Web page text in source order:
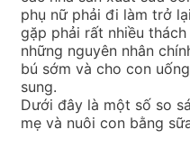
phụ nữ phải đi làm trở
gặp phải rất nhiều
những nguyên nhân
bú sớm và cho con
sung.
Dưới đây là một số so
mẹ và nuôi con bằng